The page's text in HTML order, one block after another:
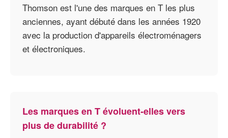
Thomson est l'une des marques en T les plus
anciennes, ayant débuté dans les années 1920
avec la production d'appareils électroménagers
et électroniques.
Les marques en T évoluent-elles vers
plus de durabilité ?